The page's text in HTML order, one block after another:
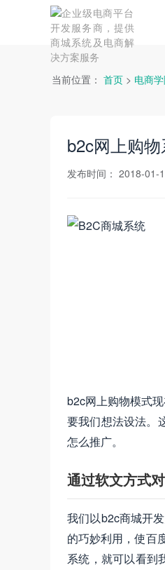
当前位置： 首页 > 电商
b2c网上购
发布时间： 2018-01-
b2c网上购物模式
要我们想法设法。
怎么推广。
通过软文方式
我们以b2c商城开
的巧妙利用，使百
系统，就可以看到